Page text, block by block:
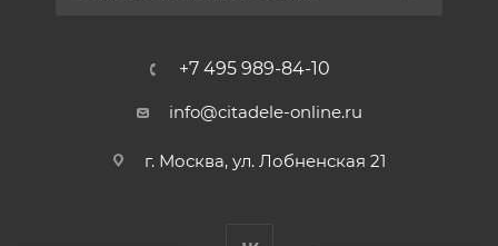
+7 495 989-84-10
info@citadele-online.ru
г. Москва, ул. Лобненская 21